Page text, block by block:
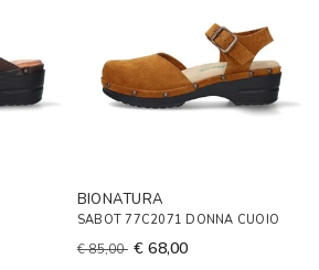
BIONATURA
SABOT 77C2071 DONNA CUOIO
€ 85,00 € 68,00